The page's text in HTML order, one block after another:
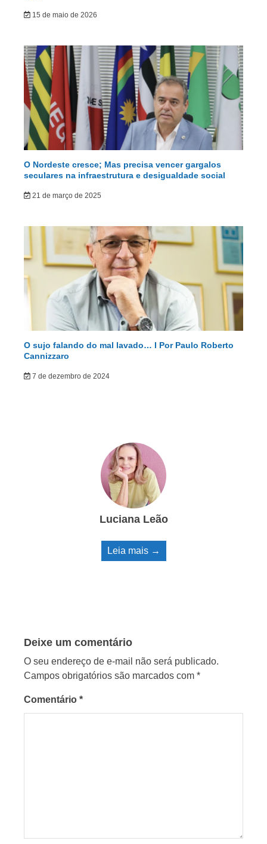
15 de maio de 2026
O Nordeste cresce; Mas precisa vencer gargalos
seculares na infraestrutura e desigualdade social
21 de março de 2025
O sujo falando do mal lavado… I Por Paulo Roberto
Cannizzaro
7 de dezembro de 2024
Luciana Leão
Leia mais →
Deixe um comentário
O seu endereço de e-mail não será publicado.
Campos obrigatórios são marcados com *
Comentário *